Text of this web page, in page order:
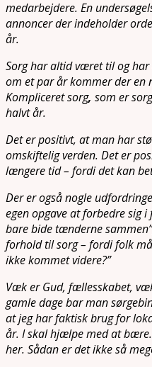
medarbejdere. En
annoncer der indeholder
år.
Sorg har altid været til og
om et par år kommer der en
Kompliceret sorg, som er
halvt år.
Det er positivt, at man har
omskiftelig verden. Det er
længere tid – fordi det kan
Der er også nogle
egen opgave at forbedre sig
bare bide tænderne
forhold til sorg – fordi folk
ikke kommet videre?”
Væk er Gud, fællesskabet,
gamle dage bar man
at jeg har faktisk brug for
år. I skal hjælpe med at
her. Sådan er det ikke så